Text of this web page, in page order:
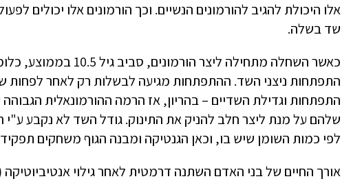
אלו היכולת להגיב להורמונים הנשיים. וכך הורמונים אלו יכולים
שד בשלה.
כאשר השחלה מתחילה
התפתחות ניצני השד. ההתפתחות מגיעה לבשלות רק לאחר לפחות
התפתחות וגדילת השדיים – בהריון, אז הרמה ההורמונאלית
שלהם על מנת ליצר חלב להניק את התינוק. גודל השד לא נקבע
לפי כמות השומן שיש בו, וכאן הגנטיקה ומבנה הגוף משחקים
אורך החיים של בני האדם השתנה דרמטית לאחר גילוי